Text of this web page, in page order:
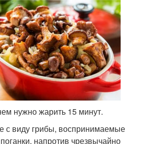
нужно жарить 15 минут.
с виду грибы, воспринимаемые
напротив чрезвычайно